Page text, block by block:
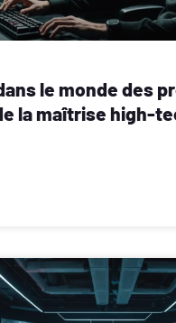
le monde des
la maîtrise high-